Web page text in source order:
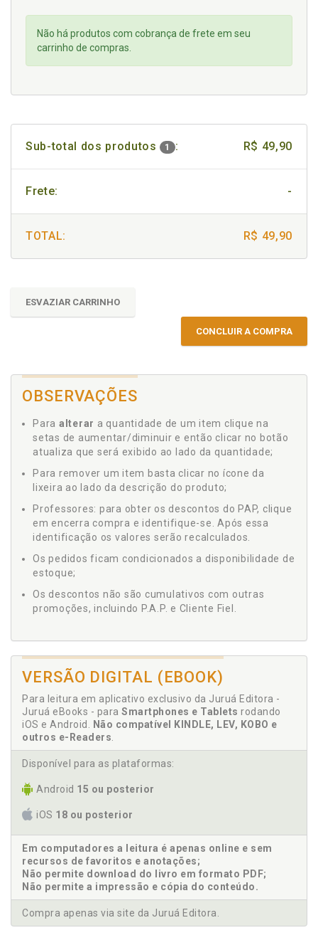
Não há produtos com cobrança de frete em seu
carrinho de compras.
Sub-total dos produtos 1 : R$ 49,90
Frete: -
TOTAL: R$ 49,90
ESVAZIAR CARRINHO
CONCLUIR A COMPRA
OBSERVAÇÕES
Para alterar a quantidade de um item clique na
setas de aumentar/diminuir e então clicar no botão
atualiza que será exibido ao lado da quantidade;
Para remover um item basta clicar no ícone da
lixeira ao lado da descrição do produto;
Professores: para obter os descontos do PAP, clique
em encerra compra e identifique-se. Após essa
identificação os valores serão recalculados.
Os pedidos ficam condicionados a disponibilidade de
estoque;
Os descontos não são cumulativos com outras
promoções, incluindo P.A.P. e Cliente Fiel.
VERSÃO DIGITAL (EBOOK)
Para leitura em aplicativo exclusivo da Juruá Editora -
Juruá eBooks - para Smartphones e Tablets rodando
iOS e Android.
Não compatível KINDLE, LEV, KOBO e
outros e-Readers
Disponível para as plataformas:
Android 15 ou posterior
iOS 18 ou posterior
Em computadores a leitura é apenas online e sem
recursos de favoritos e anotações;
Não permite download do livro em formato PDF;
Não permite a impressão e cópia do conteúdo.
Compra apenas via site da Juruá Editora.